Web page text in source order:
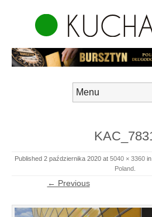
Published 2 października 2020at 5040 × 3360in
Poland
← Previous